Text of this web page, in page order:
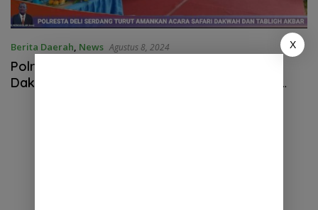
Berita Daerah, News Agustus 8, 2024
Polresta Deli Serdang Hadiri Acara Safari
Dakwah dan Tabligh Akbar Merajut Ukhuwah
X